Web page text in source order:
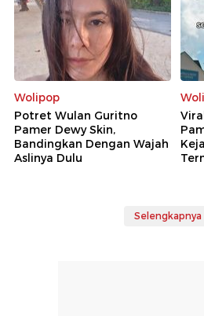
Wolipop
Potret Wulan Guritno
Pamer Dewy Skin,
Bandingkan Dengan Wajah
Aslinya Dulu
Selengkapnya